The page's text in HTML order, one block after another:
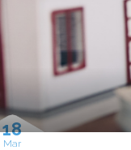
18
Mar